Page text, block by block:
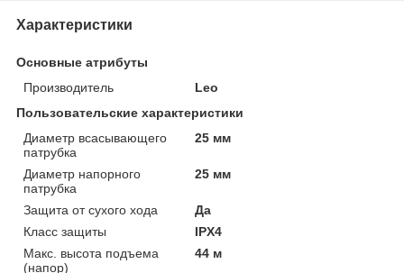
Характеристики
Основные атрибуты
Производитель
Leo
Пользовательские характеристики
Диаметр всасывающего
патрубка
25 мм
Диаметр напорного
патрубка
25 мм
Защита от сухого хода
Да
Класс защиты
IPX4
Макс. высота подъема
(напор)
44 м